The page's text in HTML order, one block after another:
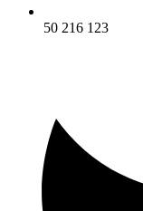
50 216 123